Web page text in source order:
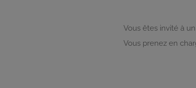
Vous êtes invité à
Vous prenez en